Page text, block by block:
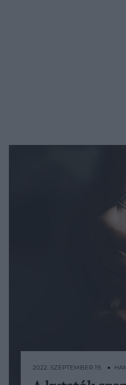
2022. SZEPTEMBER 19. ●